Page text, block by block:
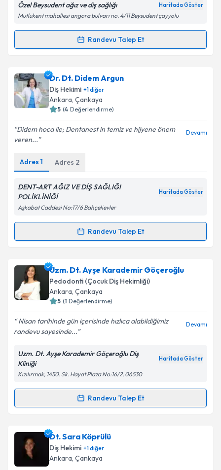
Kişisel verilerimin işlenmesine ilişkin
Metni'ni okudum ve kişisel verilerimin belirtilen
Takvim Talebini Gönder
Özel Beysudent ağız ve diş sağlığı Haritada Göster
Mutlukent mahallesi angora bulvarı no. 4/11 Beysudent çayyolu
Randevu Talep Et
Randevu Takvimi Talebi
Dr. Dt. Şule Acariçin randevu takvimi talebi
oluşturun. Size bu uzmandan randevu almanız için bir
takvim hazırlandığında e-posta ile bilgilendireceğiz.
Kişisel verilerimin işlenmesine ilişkin
Metni'ni okudum ve kişisel verilerimin belirtilen
kapsamda işlenmesini kabul ediyorum.
Dr. Dt. Didem Argun
Diş Hekimi +1diğer
Ankara, Çankaya
5 (4 Değerlendirme)
Didem hoca ile; Dentanest in temiz ve hijyene önem
veren...
Devamı
Adres 1 Adres 2
DENT-ART AĞIZ VE DİŞ SAĞLIĞI
POLİKLİNİĞİ
Haritada Göster
Aşkabat Caddesi No:17/6 Bahçelievler
Randevu Talep Et
Randevu Takvimi Talebi
Dr. Dt. Didem Argun için randevu takvimi talebi
oluşturun. Size bu uzmandan randevu almanız için bir
takvim hazırlandığında e-posta ile bilgilendireceğiz.
Kişisel verilerimin işlenmesine ilişkin
Aydınlatma
kapsamda işlenmesini kabul ediyorum.
Takvim Talebini Gönder
Uzm. Dt. Ayşe Karademir Göçeroğlu
Pedodonti (Çocuk Diş Hekimliği)
Ankara, Çankaya
5 (1 Değerlendirme)
Nisan tarihinde gün içerisinde hızlıca alabildiğimiz
randevu sayesinde...
Devamı
Uzm. Dt. Ayşe Karademir Göçeroğlu Diş
Kliniği
Haritada Göster
Kızılırmak, 1450. Sk. Hayat Plaza No:16/2, 06530
Randevu Talep Et
Randevu Takvimi Talebi
Uzm. Dt. Ayşe Karademir Göçeroğlu
takvimi talebi oluşturun. Size bu uzmandan randevu
almanız için bir takvim hazırlandığında e-posta ile
bilgilendireceğiz.
Dt. Sara Köprülü
Diş Hekimi +1diğer
Ankara, Çankaya